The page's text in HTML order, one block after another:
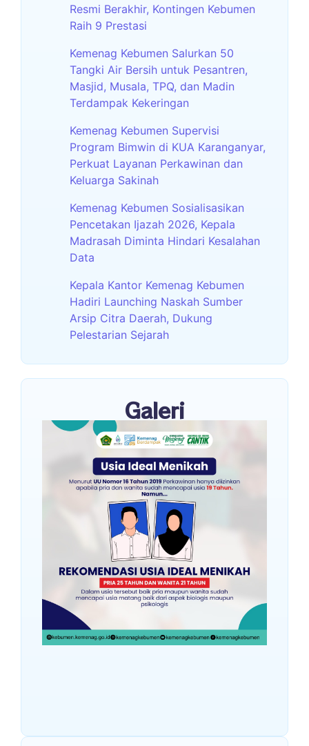
Resmi Berakhir, Kontingen Kebumen
Raih 9 Prestasi
Kemenag Kebumen Salurkan 50
Tangki Air Bersih untuk Pesantren,
Masjid, Musala, TPQ, dan Madin
Terdampak Kekeringan
Kemenag Kebumen Supervisi
Program Bimwin di KUA Karanganyar,
Perkuat Layanan Perkawinan dan
Keluarga Sakinah
Kemenag Kebumen Sosialisasikan
Pencetakan Ijazah 2026, Kepala
Madrasah Diminta Hindari Kesalahan
Data
Kepala Kantor Kemenag Kebumen
Hadiri Launching Naskah Sumber
Arsip Citra Daerah, Dukung
Pelestarian Sejarah
Galeri